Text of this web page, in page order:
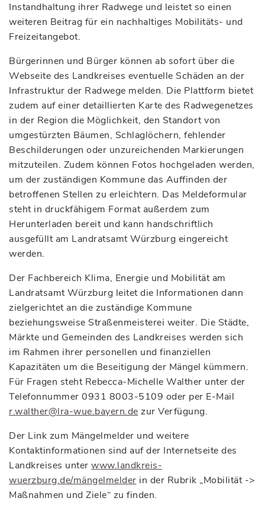
Instandhaltung ihrer Radwege und leistet so einen
weiteren Beitrag für ein nachhaltiges Mobilitäts- und
Freizeitangebot.
Bürgerinnen und Bürger können ab sofort über die
Webseite des Landkreises eventuelle Schäden an der
Infrastruktur der Radwege melden. Die Plattform bietet
zudem auf einer detaillierten Karte des Radwegenetzes
in der Region die Möglichkeit, den Standort von
umgestürzten Bäumen, Schlaglöchern, fehlender
Beschilderungen oder unzureichenden Markierungen
mitzuteilen. Zudem können Fotos hochgeladen werden,
um der zuständigen Kommune das Auffinden der
betroffenen Stellen zu erleichtern. Das Meldeformular
steht in druckfähigem Format außerdem zum
Herunterladen bereit und kann handschriftlich
ausgefüllt am Landratsamt Würzburg eingereicht
werden.
Der Fachbereich Klima, Energie und Mobilität am
Landratsamt Würzburg leitet die Informationen dann
zielgerichtet an die zuständige Kommune
beziehungsweise Straßenmeisterei weiter. Die Städte,
Märkte und Gemeinden des Landkreises werden sich
im Rahmen ihrer personellen und finanziellen
Kapazitäten um die Beseitigung der Mängel kümmern.
Für Fragen steht Rebecca-Michelle Walther unter der
Telefonnummer 0931 8003-5109 oder per E-Mail
r.walther@lra-wue.bayern.de zur Verfügung.
Der Link zum Mängelmelder und weitere
Kontaktinformationen sind auf der Internetseite des
Landkreises unter www.landkreis-
wuerzburg.de/mängelmelder in der Rubrik „Mobilität ->
Maßnahmen und Ziele“ zu finden.